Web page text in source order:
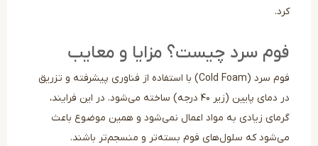
سرد چیست؟ مزایا و معایب
فوم سرد (Cold Foam) با استفاده از فناوری پیشرفته و تزریق
در دمای پایین (زیر ۴۰ درجه) ساخته می‌شود. در این فرایند،
زیادی به مواد اعمال نمی‌شود و همین موضوع باعث
که سلول‌های فوم بسته‌تر و منسجم‌تر باشند.